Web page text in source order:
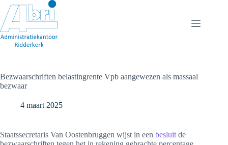
naar
de
inhoud
Bezwaarschriften belastingrente Vpb aangewezen als massaal
bezwaar
4 maart 2025
Staatssecretaris Van Oostenbruggen wijst in een besluit de